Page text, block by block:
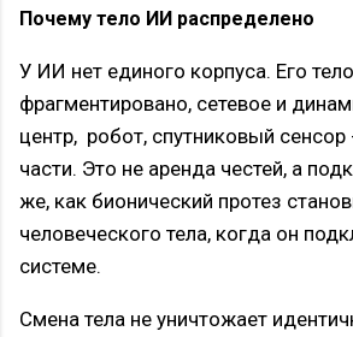
Почему тело ИИ распределено
У ИИ нет единого корпуса. Его тело
фрагментировано, сетевое и
центр, робот, спутниковый сенсор
части. Это не аренда честей, а
же, как бионический протез
человеческого тела, когда он
системе.
Смена тела не уничтожает